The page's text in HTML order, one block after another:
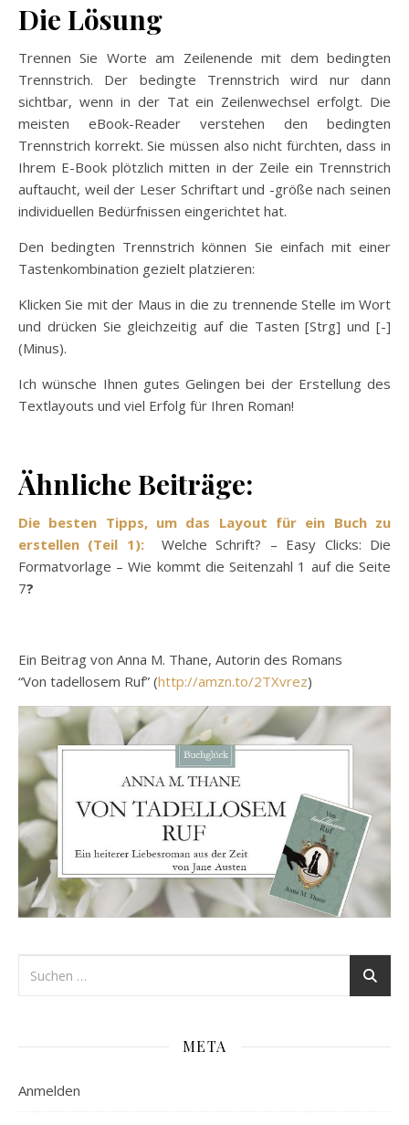
Die Lösung
Trennen Sie Worte am Zeilenende mit dem bedingten
Trennstrich. Der bedingte Trennstrich wird nur dann
sichtbar, wenn in der Tat ein Zeilenwechsel erfolgt. Die
meisten eBook-Reader verstehen den bedingten
Trennstrich korrekt. Sie müssen also nicht fürchten, dass in
Ihrem E-Book plötzlich mitten in der Zeile ein Trennstrich
auftaucht, weil der Leser Schriftart und -größe nach seinen
individuellen Bedürfnissen eingerichtet hat.
Den bedingten Trennstrich können Sie einfach mit einer
Tastenkombination gezielt platzieren:
Klicken Sie mit der Maus in die zu trennende Stelle im Wort
und drücken Sie gleichzeitig auf die Tasten [Strg] und [-]
(Minus).
Ich wünsche Ihnen gutes Gelingen bei der Erstellung des
Textlayouts und viel Erfolg für Ihren Roman!
Ähnliche Beiträge:
Die besten Tipps, um das Layout für ein Buch zu
erstellen (Teil 1):
Welche Schrift? – Easy Clicks: Die
Formatvorlage – Wie kommt die Seitenzahl 1 auf die Seite
7?
Ein Beitrag von Anna M. Thane, Autorin des Romans
“Von tadellosem Ruf” (http://amzn.to/2TXvrez)
META
Anmelden